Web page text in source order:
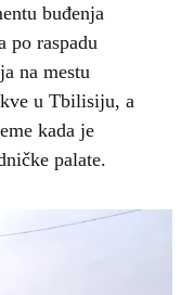
buđenja
po raspadu
na mestu
u Tbilisiju, a
kada je
palate.